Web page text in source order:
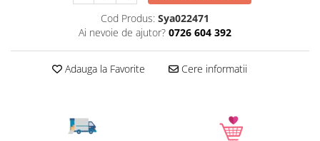
Accesorii animale
Siguranta si protectie
Paturici si perne
Cod Produs: Sya022471
Ai nevoie de ajutor? 0726 604 392
Adauga la Favorite Cere informatii